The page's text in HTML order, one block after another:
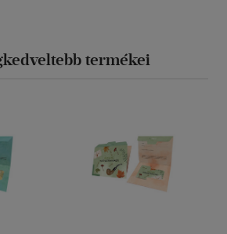
termékei